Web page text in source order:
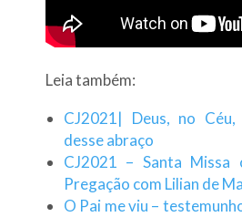
Leia também:
CJ2021| Deus, no
desse abraço
CJ2021 – Santa Missa
Pregação com Lilian de
O Pai me viu –